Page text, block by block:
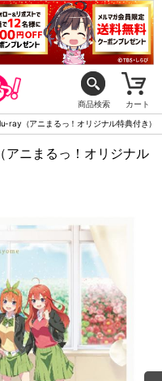
商品検索 カート
ray（アニまるっ！オリジナル特典付き）
ニまるっ！オリジナル